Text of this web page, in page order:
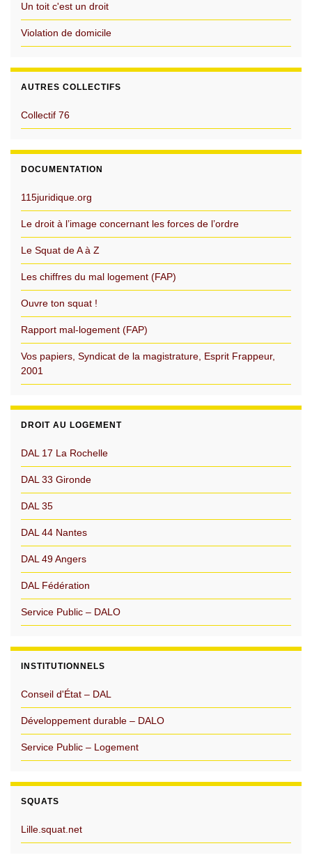
Un toit c'est un droit
Violation de domicile
AUTRES COLLECTIFS
Collectif 76
DOCUMENTATION
115juridique.org
Le droit à l’image concernant les forces de l’ordre
Le Squat de A à Z
Les chiffres du mal logement (FAP)
Ouvre ton squat !
Rapport mal-logement (FAP)
Vos papiers, Syndicat de la magistrature, Esprit Frappeur,
2001
DROIT AU LOGEMENT
DAL 17 La Rochelle
DAL 33 Gironde
DAL 35
DAL 44 Nantes
DAL 49 Angers
DAL Fédération
Service Public – DALO
INSTITUTIONNELS
Conseil d'État – DAL
Développement durable – DALO
Service Public – Logement
SQUATS
Lille.squat.net